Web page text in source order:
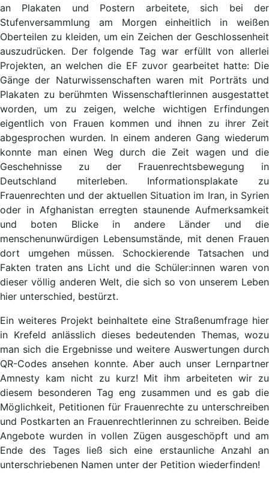
an Plakaten und Postern arbeitete, sich bei der
Stufenversammlung am Morgen einheitlich in weißen
Oberteilen zu kleiden, um ein Zeichen der Geschlossenheit
auszudrücken. Der folgende Tag war erfüllt von allerlei
Projekten, an welchen die EF zuvor gearbeitet hatte: Die
Gänge der Naturwissenschaften waren mit Porträts und
Plakaten zu berühmten Wissenschaftlerinnen ausgestattet
worden, um zu zeigen, welche wichtigen Erfindungen
eigentlich von Frauen kommen und ihnen zu ihrer Zeit
abgesprochen wurden. In einem anderen Gang wiederum
konnte man einen Weg durch die Zeit wagen und die
Geschehnisse zu der Frauenrechtsbewegung in
Deutschland miterleben. Informationsplakate zu
Frauenrechten und der aktuellen Situation im Iran, in Syrien
oder in Afghanistan erregten staunende Aufmerksamkeit
und boten Blicke in andere Länder und die
menschenunwürdigen Lebensumstände, mit denen Frauen
dort umgehen müssen. Schockierende Tatsachen und
Fakten traten ans Licht und die Schüler:innen waren von
dieser völlig anderen Welt, die sich so von unserem Leben
hier unterschied, bestürzt.
Ein weiteres Projekt beinhaltete eine Straßenumfrage hier
in Krefeld anlässlich dieses bedeutenden Themas, wozu
man sich die Ergebnisse und weitere Auswertungen durch
QR-Codes ansehen konnte. Aber auch unser Lernpartner
Amnesty kam nicht zu kurz! Mit ihm arbeiteten wir zu
diesem besonderen Tag eng zusammen und es gab die
Möglichkeit, Petitionen für Frauenrechte zu unterschreiben
und Postkarten an Frauenrechtlerinnen zu schreiben. Beide
Angebote wurden in vollen Zügen ausgeschöpft und am
Ende des Tages ließ sich eine erstaunliche Anzahl an
unterschriebenen Namen unter der Petition wiederfinden!